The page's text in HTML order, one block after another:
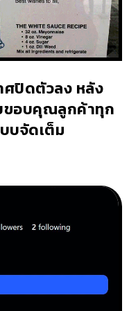
ศปิดตัวลง หลัง
ขอบคุณลูกค้าทุก
บจัดเต็ม